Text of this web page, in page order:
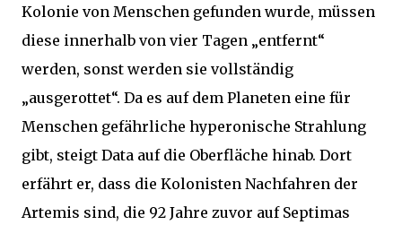
Kolonie von Menschen gefunden wurde, müssen
diese innerhalb von vier Tagen „entfernt“
werden, sonst werden sie vollständig
„ausgerottet“. Da es auf dem Planeten eine für
Menschen gefährliche hyperonische Strahlung
gibt, steigt Data auf die Oberfläche hinab. Dort
erfährt er, dass die Kolonisten Nachfahren der
Artemis sind, die 92 Jahre zuvor auf Septimas